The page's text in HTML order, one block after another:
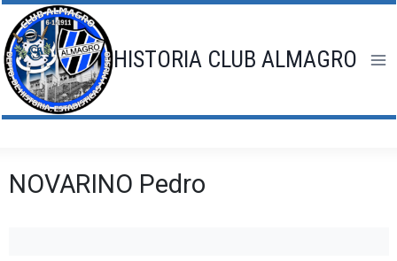
Saltar
al
contenido
HISTORIA CLUB ALMAGRO
NOVARINO Pedro